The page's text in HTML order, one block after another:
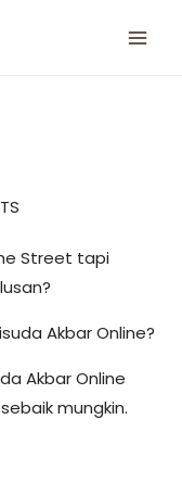
Street tapi
Akbar Online?
Akbar Online
mungkin.